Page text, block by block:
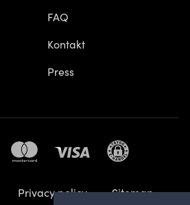
FAQ
Kontakt
Press
Privacy policy
Sitemap